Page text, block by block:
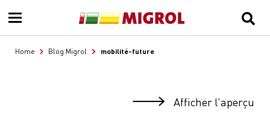
Home Blog Migrol mobilité-future
Afficher l’aperçu